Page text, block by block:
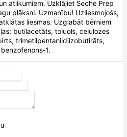
atlikumiem. Uzklājiet Seche Prep
plāksni. Uzmanību! Uzliesmojošs,
liesmas. Uzglabāt bērniem
butilacetāts, toluols, celulozes
trimetilpentanildiizobutirāts,
1.